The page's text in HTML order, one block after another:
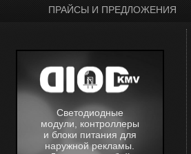
ПРАЙСЫ И ПРЕДЛОЖЕНИЯ
Светодиодные
модули, контроллеры
и блоки питания для
наружной рекламы.